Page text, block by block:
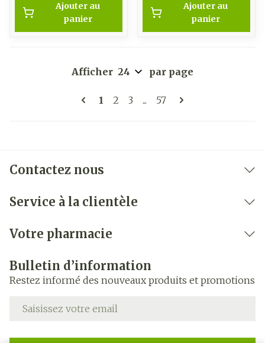
Ajouter au
panier
Ajouter au
panier
Pages
Vous lisez actuellement la page
1 Page
2 Page
3 ... Page
57
Afficher par page
Contactez nous
Service à la clientèle
Votre pharmacie
Bulletin d’information
Restez informé des nouveaux produits et promotions
Adresse mail